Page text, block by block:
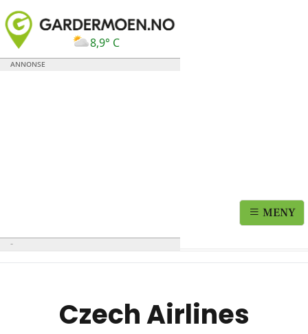
8,9° C
MENY
Czech Airlines